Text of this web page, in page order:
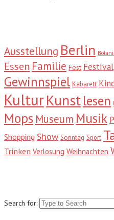
Ausstellung Berlin
Essen Familie Fest Festival
Gewinnspiel Kabarett
KulturKunstlesen
Mops Museum Musik
Shopping Show Sonntag Sport
Trinken Verlosung Weihnachten
Search for: